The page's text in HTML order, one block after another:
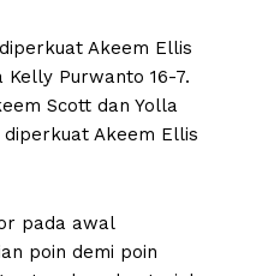
Akeem Ellis
Purwanto 16-7.
Scott dan Yolla
Akeem Ellis
pada awal
poin demi poin